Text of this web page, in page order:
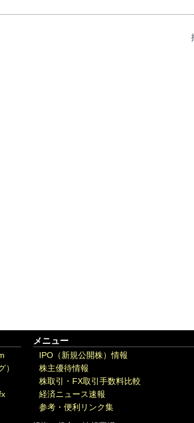
）
メニュー
IPO（新規公開株）情報
株主優待情報
株取引・FX取引手数料比較
経済ニュース速報
参考・便利リンク集